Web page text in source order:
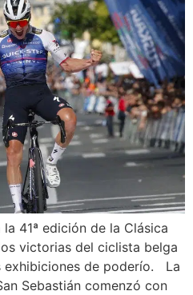
41ª edición de la Clásica
victorias del ciclista belga
exhibiciones de poderío. La
Sebastián comenzó con